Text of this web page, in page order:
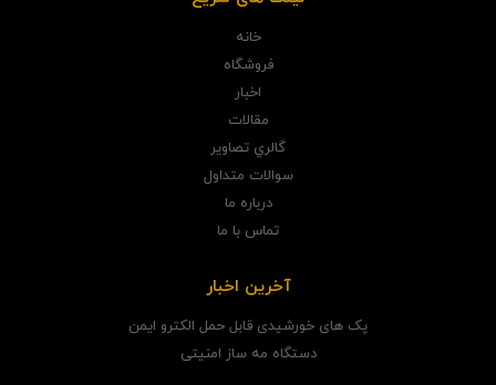
خانه
فروشگاه
اخبار
مقالات
گالري تصاوير
سوالات متداول
درباره ما
تماس با ما
آخرین اخبار
پک های خورشیدی قابل حمل الکترو ایمن
دستگاه مه ساز امنیتی